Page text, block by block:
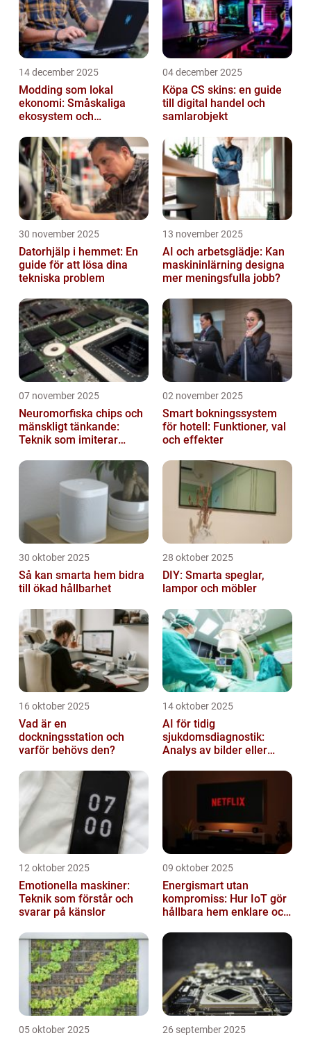
14 december 2025
Modding som lokal
ekonomi: Småskaliga
ekosystem och
04 december 2025
Köpa CS skins: en guide
till digital handel och
samlarobjekt
30 november 2025
Datorhjälp i hemmet: En
guide för att lösa dina
tekniska problem
13 november 2025
AI och arbetsglädje: Kan
maskininlärning designa
mer meningsfulla jobb?
07 november 2025
Neuromorfiska chips och
mänskligt tänkande:
Teknik som imiterar
02 november 2025
Smart bokningssystem
för hotell: Funktioner, val
och effekter
30 oktober 2025
Så kan smarta hem bidra
till ökad hållbarhet
28 oktober 2025
DIY: Smarta speglar,
lampor och möbler
16 oktober 2025
Vad är en
dockningsstation och
varför behövs den?
14 oktober 2025
AI för tidig
sjukdomsdiagnostik:
Analys av bilder eller
12 oktober 2025
Emotionella maskiner:
Teknik som förstår och
svarar på känslor
09 oktober 2025
Energismart utan
kompromiss: Hur IoT gör
hållbara hem enklare och
05 oktober 2025 26 september 2025